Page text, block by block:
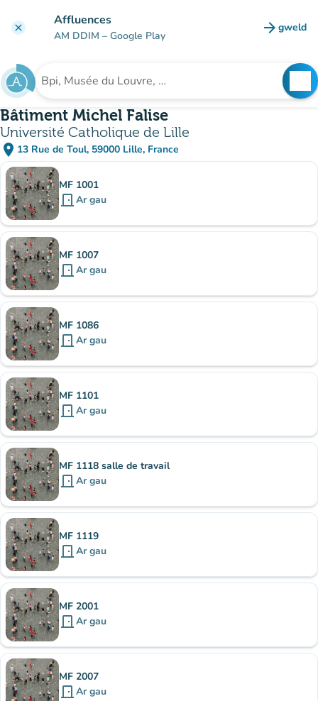
clear Affluences
AM DDIM – Google Play arrow_forward gweld
(tab
Chwilio am sefydliad
Bâtiment Michel Falise
Université Catholique de Lille
place 13 Rue de Toul, 59000 Lille, France
(agor yn Google Maps)
(tab newydd)
Is-sefydliadau
MF 1001
door_front Ar gau
MF 1007
door_front Ar gau
MF 1086
door_front Ar gau
MF 1101
door_front Ar gau
MF 1118 salle de travail
door_front Ar gau
MF 1119
door_front Ar gau
MF 2001
door_front Ar gau
MF 2007
door_front Ar gau